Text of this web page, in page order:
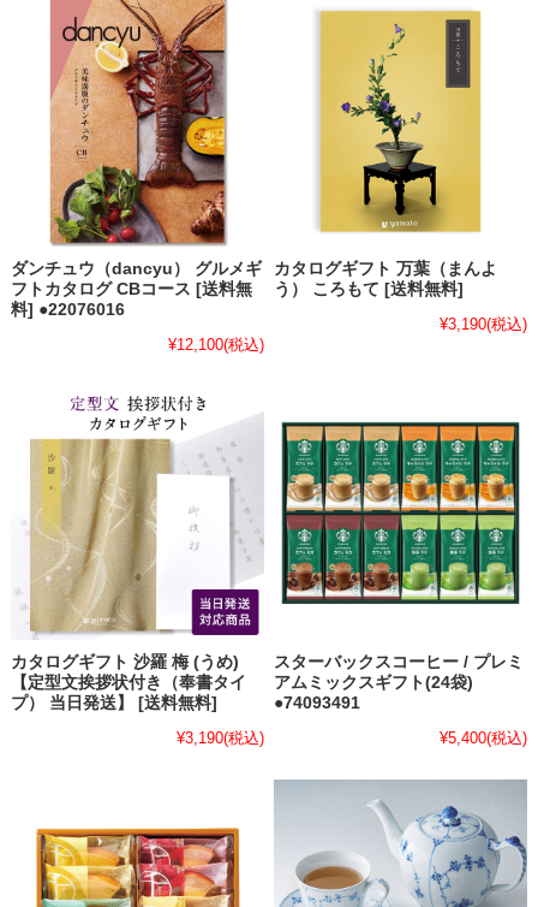
ダンチュウ（dancyu） グルメギ
フトカタログ CBコース [送料無
料] ●22076016
¥12,100(税込)
カタログギフト 万葉（まんよ
う） ころもて [送料無料]
¥3,190(税込)
カタログギフト 沙羅 梅 (うめ)
【定型文挨拶状付き（奉書タイ
プ） 当日発送】 [送料無料]
¥3,190(税込)
スターバックスコーヒー / プレミ
アムミックスギフト(24袋)
●74093491
¥5,400(税込)